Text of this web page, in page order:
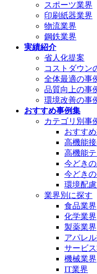
スポーツ業界
印刷紙器業界
物流業界
鋼鉄業界
実績紹介
省人化提案
コストダウン
全体最適の事
品質向上の事
環境改善の事
おすすめ事例集
カテゴリ別事
おすす
高機能
高機能
今どき
今どき
環境配
業界別に探す
食品業界
化学業界
製薬業界
アパレ
サービ
機械業界
IT業界